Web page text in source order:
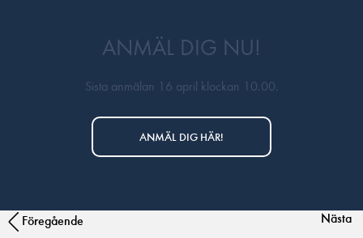
ANMÄL DIG NU!
Sista anmälan 16 april klockan 10.00.
ANMÄL DIG HÄR!
Post navigation
Föregående Nästa